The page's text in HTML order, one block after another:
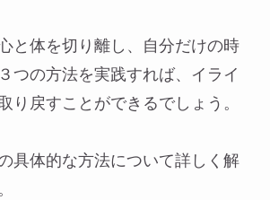
と体を切り離し、自分だけの時
つの方法を実践すれば、イライ
り戻すことができるでしょう。
具体的な方法について詳しく解